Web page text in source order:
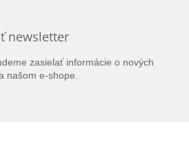
newsletter
zasielať informácie o nových
našom e-shope.